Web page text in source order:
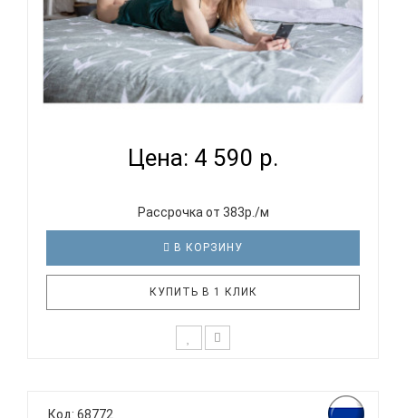
PANACOTTI SWEET LINE BIRDS - КОМПЛЕКТ
Цена: 4 590 р.
Рассрочка от 383р./м
В КОРЗИНУ
КУПИТЬ В 1 КЛИК
наволочки и пододеяльник со скрытой молнией, а
также простынь на резинке, которая подойдет не
Код: 68772